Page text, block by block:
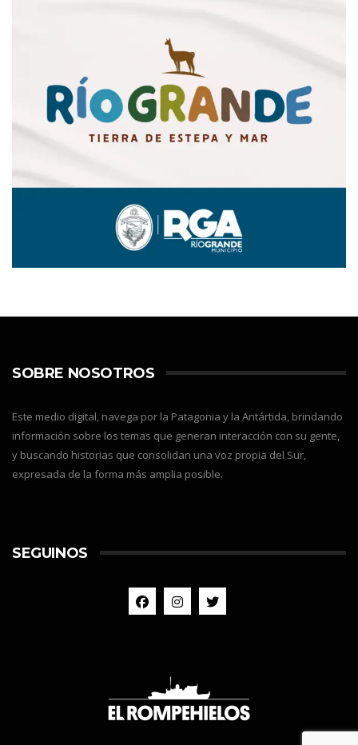
SOBRE NOSOTROS
Este medio digital, navega por la Patagonia y la Antártida, brindando
información sobre los temas que generan interacción con su gente,
y buscando historias que consolidan una voz propia del Sur,
expresada de la forma más amplia posible.
SEGUINOS